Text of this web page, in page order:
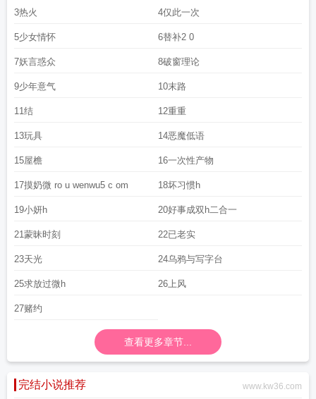
3热火 4仅此一次
5少女情怀 6替补2 0
7妖言惑众 8破窗理论
9少年意气 10末路
11结 12重重
13玩具 14恶魔低语
15屋檐 16一次性产物
17摸奶微 ro u wenwu5 c om 18坏习惯h
19小妍h 20好事成双h二合一
21蒙昧时刻 22已老实
23天光 24乌鸦与写字台
25求放过微h 26上风
27赌约
查看更多章节...
完结小说推荐 www.kw36.com